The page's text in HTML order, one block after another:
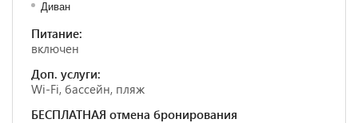
Диван
Питание:
включен
Доп. услуги:
Wi-Fi, бассейн, пляж
БЕСПЛАТНАЯ отмена бронирования